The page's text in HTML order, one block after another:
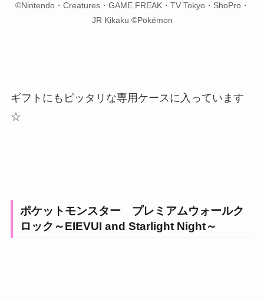
©Nintendo・Creatures・GAME FREAK・TV Tokyo・ShoPro・
JR Kikaku ©Pokémon
ギフトにもピッタリな専用ケースに入っています
☆
ポケットモンスター プレミアムウォールク
ロック～EIEVUI and Starlight Night～